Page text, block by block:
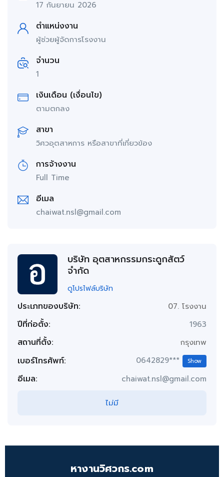
17 กันยายน 2026
ตำแหน่งงาน
ผู้ช่วยผู้จัดการโรงงาน
จำนวน
1
เงินเดือน (เงื่อนไข)
ตามตกลง
สาขา
วิศวอุตสาหการ หรือสาขาที่เกี่ยวข้อง
การจ้างงาน
Full Time
อีเมล
chaiwat.nsl@gmail.com
บริษัท อุตสาหกรรมกระดูกสัตว์
จำกัด
ดูโปรไฟล์บริษัท
ประเภทของบริษัท: 07. โรงงาน
ปีที่ก่อตั้ง: 1963
สถานที่ตั้ง: กรุงเทพ
เบอร์โทรศัพท์: 0642829*** Show
อีเมล: chaiwat.nsl@gmail.com
ไม่มี
หางานวิศวกร.com